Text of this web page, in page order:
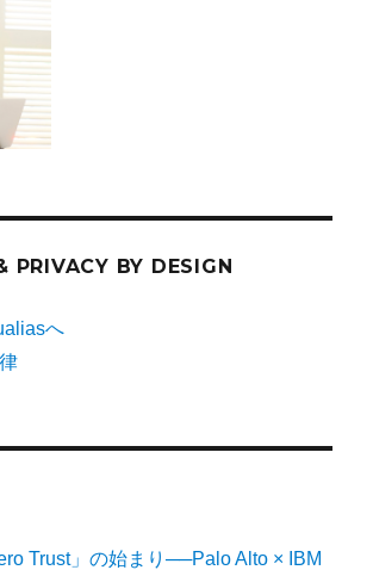
PRIVACY BY DESIGN
へ
Trust」の始まり──Palo Alto × IBM